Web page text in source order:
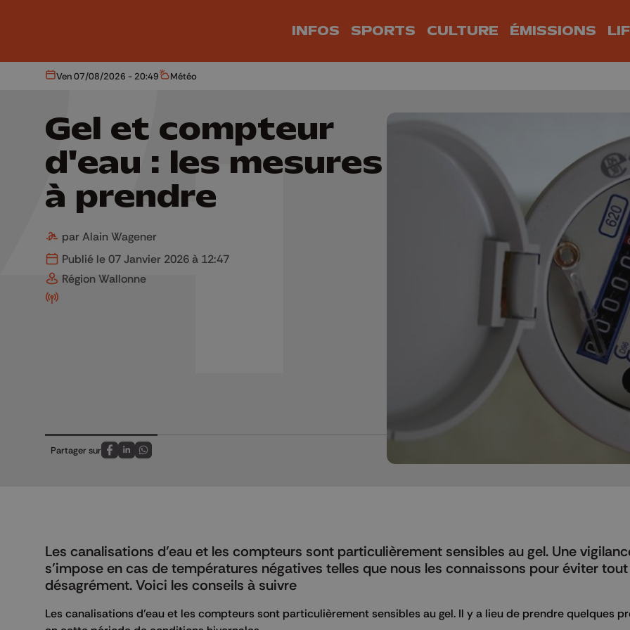
INFOS SPORTS CULTURE ÉMISSIONS
Aujourd'hui
Ven 07/08/2026 - 20:49 Météo
Météo
Gel et compteur
d'eau : les mesures
à prendre
par Alain Wagener
Publié le 07 Janvier 2026 à 12:47
Région Wallonne
Partager sur
Partagez sur FaceBook
Partagez sur LinkedIn
Partagez sur Whatsapp
Les canalisations d’eau et les compteurs sont particulièrement sensibles au gel. Une
s’impose en cas de températures négatives telles que nous les connaissons pour éviter tout
désagrément. Voici les conseils à suivre
Les canalisations d’eau et les compteurs sont particulièrement sensibles au gel. Il y a lieu de prendre quelques